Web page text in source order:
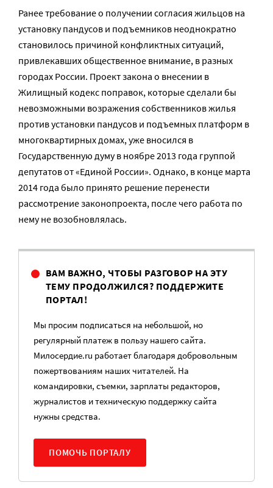
Ранее требование о получении согласия жильцов на
установку пандусов и подъемников неоднократно
становилось причиной конфликтных ситуаций,
привлекавших общественное внимание, в разных
городах России. Проект закона о внесении в
Жилищный кодекс поправок, которые сделали бы
невозможными возражения собственников жилья
против установки пандусов и подъемных платформ в
многоквартирных домах, уже вносился в
Государственную думу в ноябре 2013 года группой
депутатов от «Единой России». Однако, в конце марта
2014 года было принято решение перенести
рассмотрение законопроекта, после чего работа по
нему не возобновлялась.
ВАМ ВАЖНО, ЧТОБЫ РАЗГОВОР НА ЭТУ
ТЕМУ ПРОДОЛЖИЛСЯ? ПОДДЕРЖИТЕ
ПОРТАЛ!
Мы просим подписаться на небольшой, но
регулярный платеж в пользу нашего сайта.
Милосердие.ru работает благодаря добровольным
пожертвованиям наших читателей. На
командировки, съемки, зарплаты редакторов,
журналистов и техническую поддержку сайта
нужны средства.
ПОМОЧЬ ПОРТАЛУ